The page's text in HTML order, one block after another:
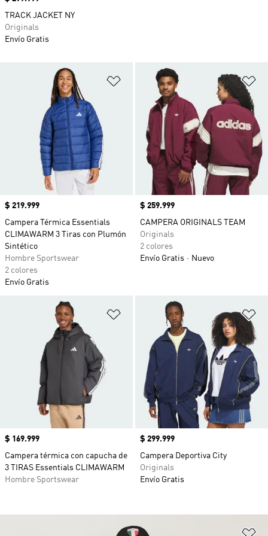
Añadir a la lista de deseos
Precio
$ 219.999
Campera Térmica Essentials
CLIMAWARM 3 Tiras con Plumón
Sintético
Hombre Sportswear
2 colores
Envío Gratis
Precio
$ 259.999
CAMPERA ORIGINALS TEAM
Originals
2 colores
Envío Gratis
Nuevo
Añadir a la lista de deseos
Precio
$ 169.999
Campera térmica con capucha de
3 TIRAS Essentials CLIMAWARM
Hombre Sportswear
Precio
$ 299.999
Campera Deportiva City
Originals
Envío Gratis
TRACK JACKET NY
Originals
Envío Gratis